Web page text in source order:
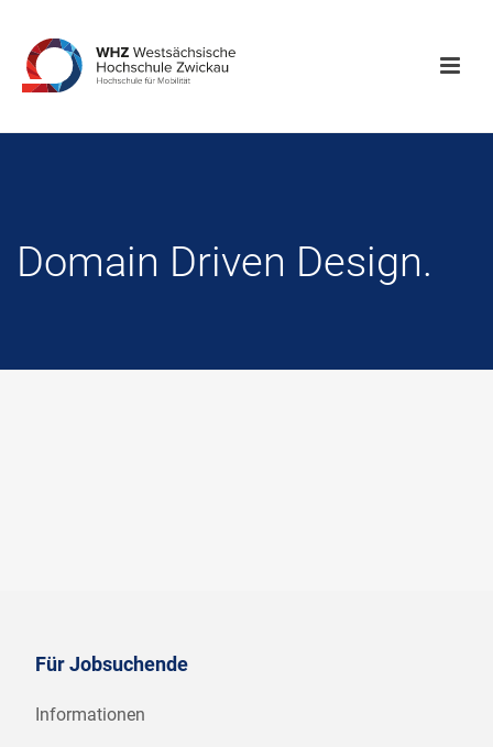
Domain Driven Design.
Für Jobsuchende
Informationen